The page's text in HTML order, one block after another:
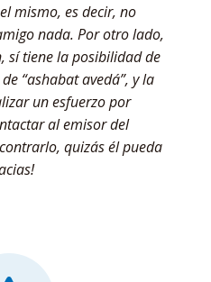
mismo, es decir, no
nada. Por otro lado,
sí tiene la posibilidad de
“ashabat avedá”, y la
un esfuerzo por
al emisor del
quizás él pueda